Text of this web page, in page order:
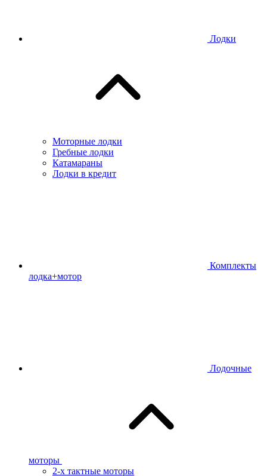
Лодки
Моторные лодки
Гребные лодки
Катамараны
Лодки в кредит
Комплекты
лодка+мотор
Лодочные
моторы
2-х тактные моторы